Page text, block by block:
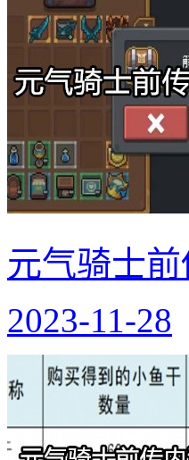
元气骑士
2023-11-28